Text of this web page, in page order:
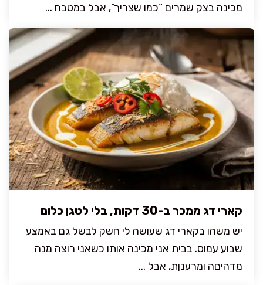
מכינה בצק שמרים “כמו שצריך”, אבל במטבח ...
קארי דג ממכר ב-30 דקות, בלי לטגן כלום
יש משהו בקארי דג שעושה לי חשק לבשל גם באמצע
שבוע עמוס. בבית אני מכינה אותו כשאני רוצה מנה
מדהיםה ומרענןת, אבל ...